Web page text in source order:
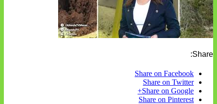
Share:
Share on Facebook
Share on Twitter
Share on Google+
Share on Pinterest